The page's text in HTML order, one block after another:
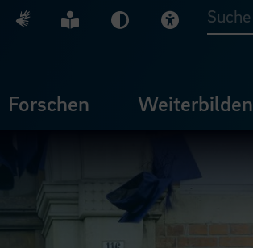
Deutsche Gebärdensprache
Leichte Sprache
Dunkel-Modus
Visuelle Hilfe
Forschen Weiterbilden